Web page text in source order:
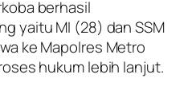
berhasil
yaitu MI (28) dan SSM
ke Mapolres Metro
hukum lebih lanjut.